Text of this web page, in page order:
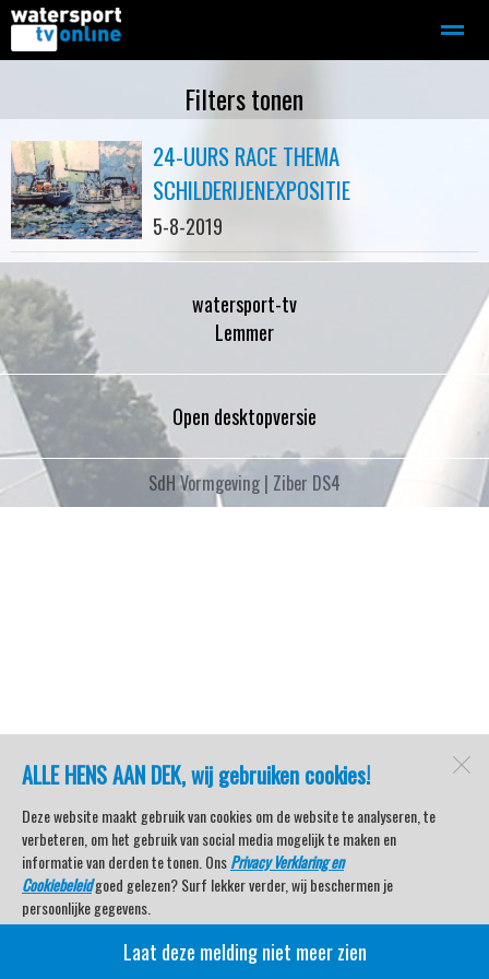
Motorboot-sloep Adverteren
Home
ALLE HENS AAN DEK, wij gebruiken cookies!
Deze website maakt gebruik van cookies om de website te analyseren, te
verbeteren, om het gebruik van social media mogelijk te maken en
informatie van derden te tonen. OnsPrivacy Verklaring en
Cookiebeleidgoed gelezen? Surf lekker verder, wij beschermen je
persoonlijke gegevens.
Veel kijkplezier met Watersport TV Beleving & Nieuws!
Laat deze melding niet meer zien
Filters tonen
24-UURS RACE THEMA
SCHILDERIJENEXPOSITIE
5-8-2019
watersport-tv
Lemmer
Open desktopversie
SdH Vormgeving | Ziber DS4